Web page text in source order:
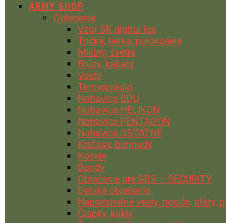
ARMY SHOP
Oblečenie
Vzor SK digital les
Tričká, tielka, polokošele
Mikiny, svetre
Blúzy, kabáty
Vesty
Termoprádlo
Nohavice BDU
Nohavice HELIKON
Nohavice PENTAGON
Nohavice OSTATNÉ
Kraťasy, bermudy
Košele
Bundy
Oblečenie pre SBS – SECURITY
Detské oblečenie
Nepriestrelné vesty, nosiče, pláty,
Čiapky, kukly